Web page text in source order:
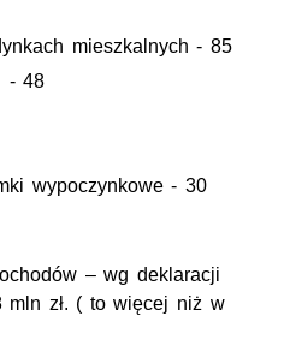
mieszkalnych - 85
- 48
wypoczynkowe - 30
– wg deklaracji
mln zł. ( to więcej niż w